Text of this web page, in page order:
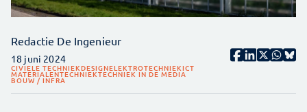
Redactie De Ingenieur
18 juni 2024
CIVIELE TECHNIEKDESIGNELEKTROTECHNIEKICT
MATERIALENTECHNIEKTECHNIEK IN DE MEDIA
BOUW / INFRA